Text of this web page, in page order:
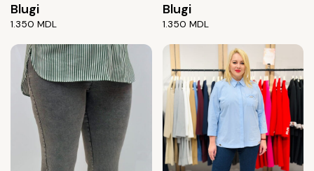
Blugi
1.350 MDL
Blugi
1.350 MDL